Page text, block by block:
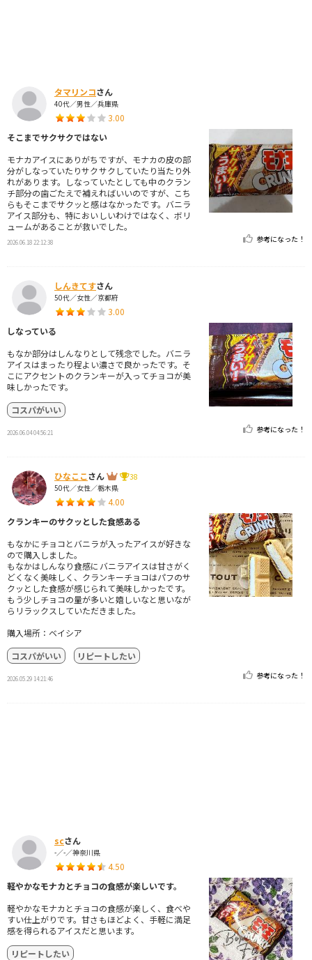
タマリンコさん
40代／男性／兵庫県
3.00
そこまでサクサクではない
モナカアイスにありがちですが、モナカの皮の部
分がしなっていたりサクサクしていたり当たり外
れがあります。しなっていたとしても中のクラン
チ部分の歯ごたえで補えればいいのですが、こち
らもそこまでサクッと感はなかったです。バニラ
アイス部分も、特においしいわけではなく、ボリ
ュームがあることが救いでした。
2026.06.18 22:12:38 参考になった！
しんきてすさん
50代／女性／京都府
3.00
しなっている
もなか部分はしんなりとして残念でした。バニラ
アイスはまったり程よい濃さで良かったです。そ
こにアクセントのクランキーが入ってチョコが美
味しかったです。
コスパがいい
2026.06.04 04:56:21 参考になった！
ひなここさん
38
50代／女性／栃木県
4.00
クランキーのサクッとした食感ある
もなかにチョコとバニラが入ったアイスが好きな
ので購入しました。
もなかはしんなり食感にバニラアイスは甘さがく
どくなく美味しく、クランキーチョコはパフのサ
クッとした食感が感じられて美味しかったです。
もう少しチョコの量が多いと嬉しいなと思いなが
らリラックスしていただきました。
購入場所：ベイシア
コスパがいい
リピートしたい
2026.05.29 14:21:46 参考になった！
scさん
-／-／神奈川県
4.50
軽やかなモナカとチョコの食感が楽しいです。
軽やかなモナカとチョコの食感が楽しく、食べや
すい仕上がりです。甘さもほどよく、手軽に満足
感を得られるアイスだと思います。
リピートしたい